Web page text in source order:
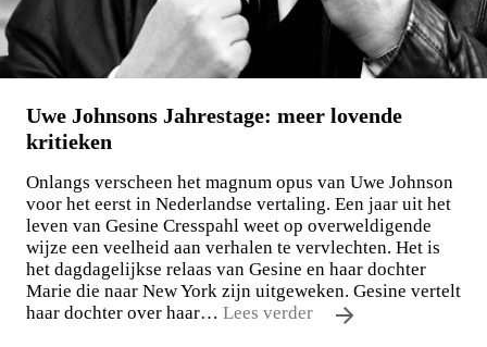
LEES MEER
Uwe Johnsons Jahrestage: meer lovende
kritieken
Onlangs verscheen het magnum opus van Uwe Johnson
voor het eerst in Nederlandse vertaling. Een jaar uit het
leven van Gesine Cresspahl weet op overweldigende
wijze een veelheid aan verhalen te vervlechten. Het is
het dagdagelijkse relaas van Gesine en haar dochter
Marie die naar New York zijn uitgeweken. Gesine vertelt
haar dochter over haar… Lees verder